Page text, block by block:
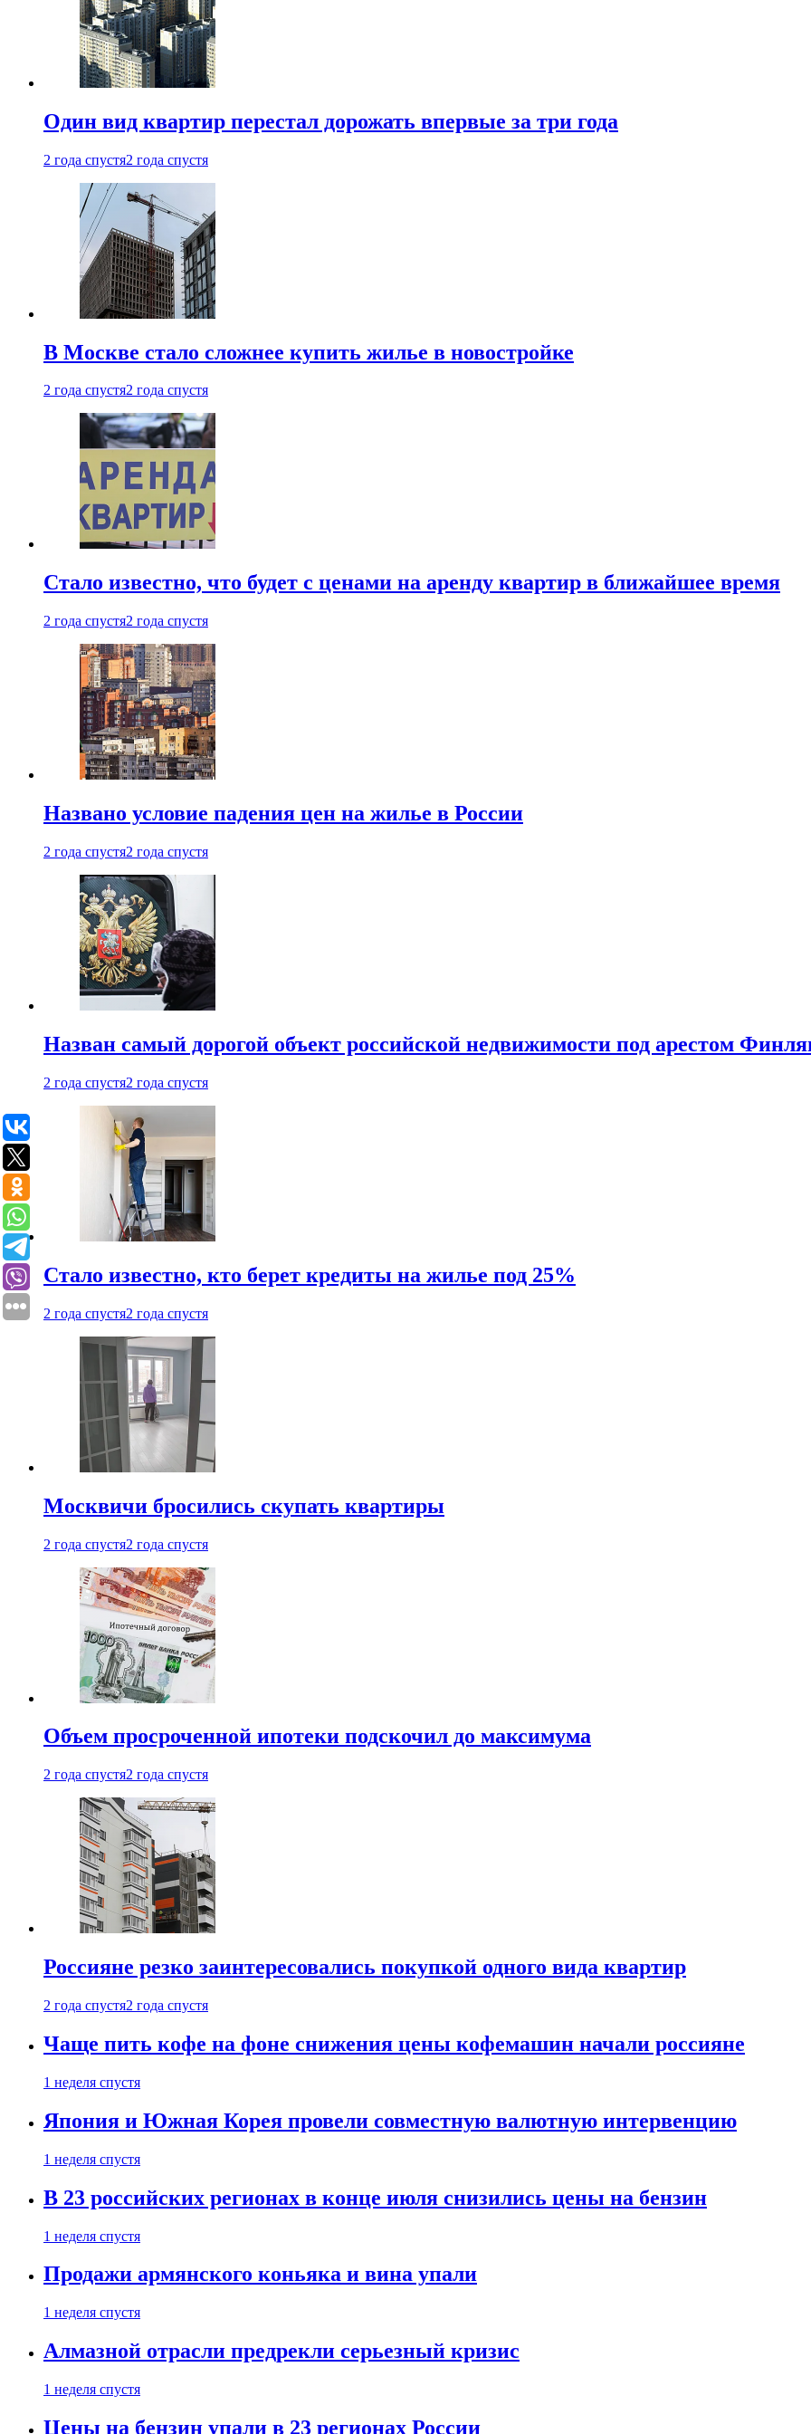
Один вид квартир перестал дорожать впервые за три года
2 года спустя2 года спустя
В Москве стало сложнее купить жилье в новостройке
2 года спустя2 года спустя
Стало известно, что будет с ценами на аренду квартир в ближайшее время
2 года спустя2 года спустя
Названо условие падения цен на жилье в России
2 года спустя2 года спустя
Назван самый дорогой объект российской недвижимости под арестом
2 года спустя2 года спустя
Стало известно, кто берет кредиты на жилье под 25%
2 года спустя2 года спустя
Москвичи бросились скупать квартиры
2 года спустя2 года спустя
Объем просроченной ипотеки подскочил до максимума
2 года спустя2 года спустя
Россияне резко заинтересовались покупкой одного вида квартир
2 года спустя2 года спустя
Чаще пить кофе на фоне снижения цены кофемашин начали россияне
1 неделя спустя
Япония и Южная Корея провели совместную валютную интервенцию
1 неделя спустя
В 23 российских регионах в конце июля снизились цены на бензин
1 неделя спустя
Продажи армянского коньяка и вина упали
1 неделя спустя
Алмазной отрасли предрекли серьезный кризис
1 неделя спустя
Цены на бензин упали в 23 регионах России